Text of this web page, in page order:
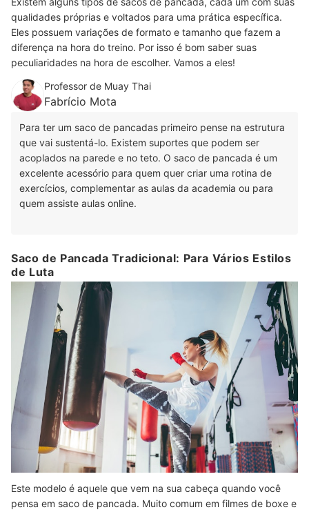
qualidades próprias e voltados para uma prática específica.
Eles possuem variações de formato e tamanho que fazem a
diferença na hora do treino. Por isso é bom saber suas
peculiaridades na hora de escolher. Vamos a eles!
Professor de Muay Thai
Fabrício Mota
Para ter um saco de pancadas primeiro pense na estrutura
que vai sustentá-lo. Existem suportes que podem ser
acoplados na parede e no teto. O saco de pancada é um
excelente acessório para quem quer criar uma rotina de
exercícios, complementar as aulas da academia ou para
quem assiste aulas online.
Saco de Pancada Tradicional: Para Vários Estilos
de Luta
Este modelo é aquele que vem na sua cabeça quando você
pensa em saco de pancada. Muito comum em filmes de boxe e